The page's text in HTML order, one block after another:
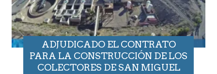
ADJUDICADO EL CONTRATO
PARA LA CONSTRUCCIÓN DE LOS
COLECTORES DE SAN MIGUEL